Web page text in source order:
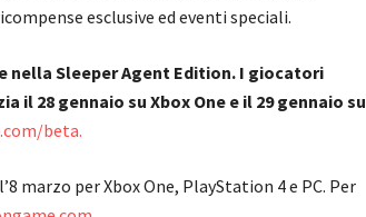
esclusive ed eventi speciali.
nella Sleeper Agent Edition. I giocatori
28 gennaio su Xbox One e il 29 gennaio su
beta.
marzo per Xbox One, PlayStation 4 e PC. Per